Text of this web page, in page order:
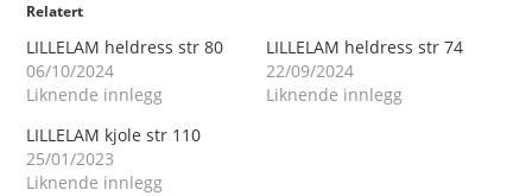
Relatert
LILLELAM heldress str 80
06/10/2024
Liknende innlegg
LILLELAM heldress str 74
22/09/2024
Liknende innlegg
LILLELAM kjole str 110
25/01/2023
Liknende innlegg